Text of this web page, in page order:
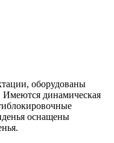
оборудованы
динамическая
оснащены